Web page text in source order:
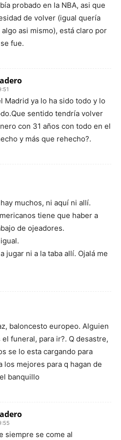
probado en la NBA, asi que
de volver (igual quería
asi mismo), está claro por
fue.
Madrid ya lo ha sido todo y lo
sentido tendría volver
con 31 años con todo en el
y más que rehecho?.
muchos, ni aquí ni allí.
tiene que haber a
de ojeadores.
jugar ni a la taba allí. Ojalá me
baloncesto europeo. Alguien
funeral, para ir?. Q desastre,
se lo esta cargando para
los mejores para q hagan de
banquillo
siempre se come al